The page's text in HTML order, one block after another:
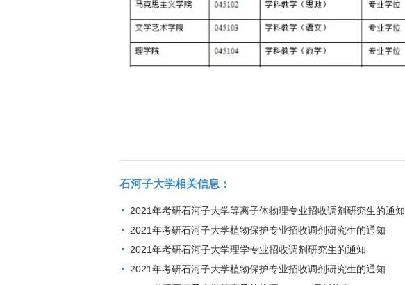
石河子大学相关信息：
2021年考研石河子大学等离子体物理专业招收调剂研究生的通知
2021年考研石河子大学植物保护专业招收调剂研究生的通知
2021年考研石河子大学理学专业招收调剂研究生的通知
2021年考研石河子大学植物保护专业招收调剂研究生的通知